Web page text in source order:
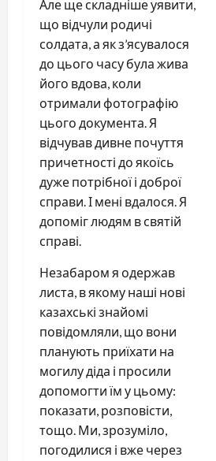
Але ще складніше уявити,
що відчули родичі
солдата, а як з’ясувалося
до цього часу була жива
його вдова, коли
отримали фотографію
цього документа. Я
відчував дивне почуття
причетності до якоїсь
дуже потрібної і доброї
справи. І мені вдалося. Я
допоміг людям в святій
справі.
Незабаром я одержав
листа, в якому наші нові
казахські знайомі
повідомляли, що вони
планують приїхати на
могилу діда і просили
допомогти їм у цьому:
показати, розповісти,
тощо. Ми, зрозуміло,
погодилися і вже через